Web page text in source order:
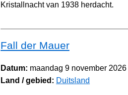
Kristallnacht van 1938 herdacht.
Fall der Mauer
Datum: maandag 9 november 2026
Land / gebied: Duitsland